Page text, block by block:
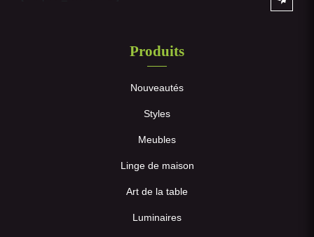
Produits
Nouveautés
Styles
Meubles
Linge de maison
Art de la table
Luminaires